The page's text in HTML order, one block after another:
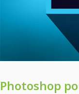
Photoshop